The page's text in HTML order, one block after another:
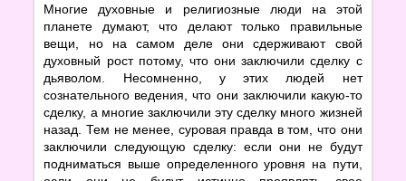
Многие духовные и религиозные люди на этой
планете думают, что делают только правильные
вещи, но на самом деле они сдерживают свой
духовный рост потому, что они заключили сделку с
дьяволом. Несомненно, у этих людей нет
сознательного ведения, что они заключили какую-то
сделку, а многие заключили эту сделку много жизней
назад. Тем не менее, суровая правда в том, что они
заключили следующую сделку: если они не будут
подниматься выше определенного уровня на пути,